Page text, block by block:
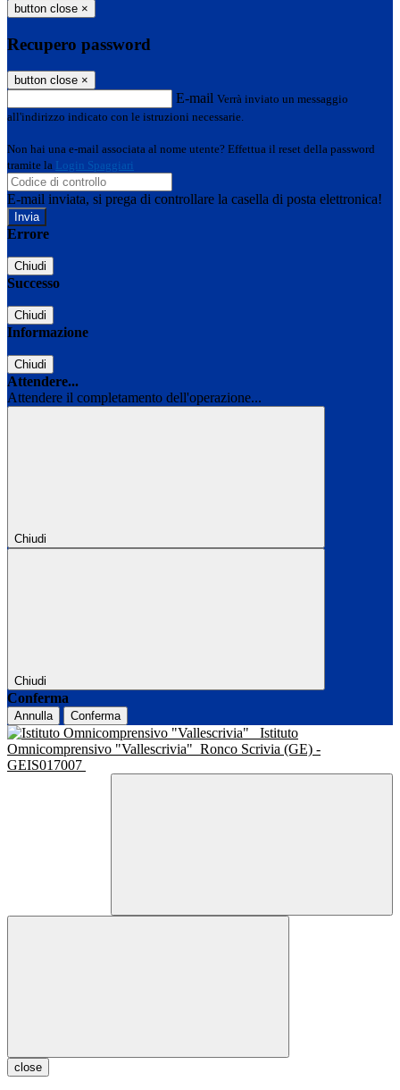
button close ×
Recupero password
button close ×
E-mail Verrà inviato un messaggio
all'indirizzo indicato con le istruzioni necessarie.
Non hai una e-mail associata al nome utente? Effettua il reset della password
tramite la Login Spaggiari
E-mail inviata, si prega di controllare la casella di posta elettronica!
Errore
Chiudi
Successo
Chiudi
Informazione
Chiudi
Attendere...
Attendere il completamento dell'operazione...
Chiudi
Chiudi
Conferma
Annulla Conferma
Istituto
Omnicomprensivo "Vallescrivia" Ronco Scrivia (GE) -
GEIS017007
close